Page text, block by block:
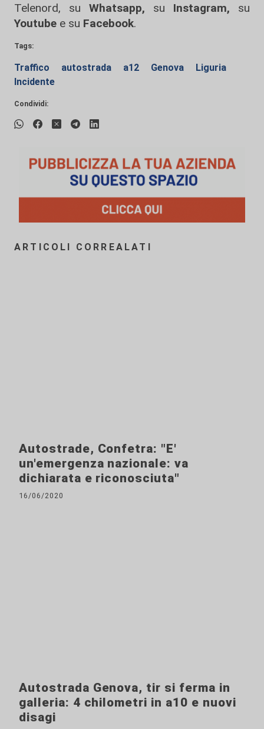
Telenord, su
Whatsapp, su Instagram, su
Youtube e su Facebook.
Tags:
Traffico autostrada a12 Genova
Liguria
Incidente
Condividi:
ARTICOLI CORREALATI
Autostrade, Confetra: "E'
un'emergenza nazionale: va
dichiarata e riconosciuta"
16/06/2020
Autostrada Genova, tir si ferma in
galleria: 4 chilometri in a10 e nuovi
disagi